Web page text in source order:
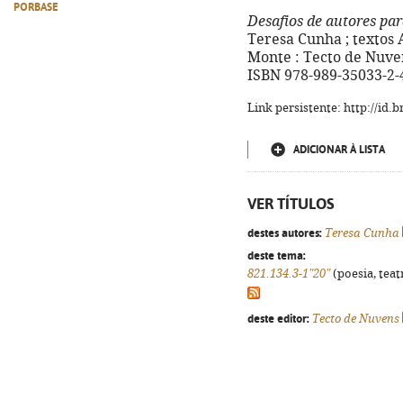
PORBASE
Desafios de autores
Teresa Cunha ; textos
Monte : Tecto de
ISBN 978-989-35033-2-
Link persistente: http://
ADICIONAR À LISTA
VER TÍTULOS
destes autores: Teresa Cunha
deste tema:
821.134.3-1"20"(poesia,
deste editor: Tecto de Nuvens